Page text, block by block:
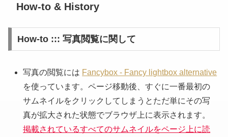
How-to & History
How-to ::: 写真閲覧に関して
写真の閲覧には Fancybox - Fancy lightbox alternative
を使っています。ページ移動後、すぐに一番最初の
サムネイルをクリックしてしまうとただ単にその写
真が拡大された状態でブラウザ上に表示されます。
掲載されているすべてのサムネイルをページ上に読